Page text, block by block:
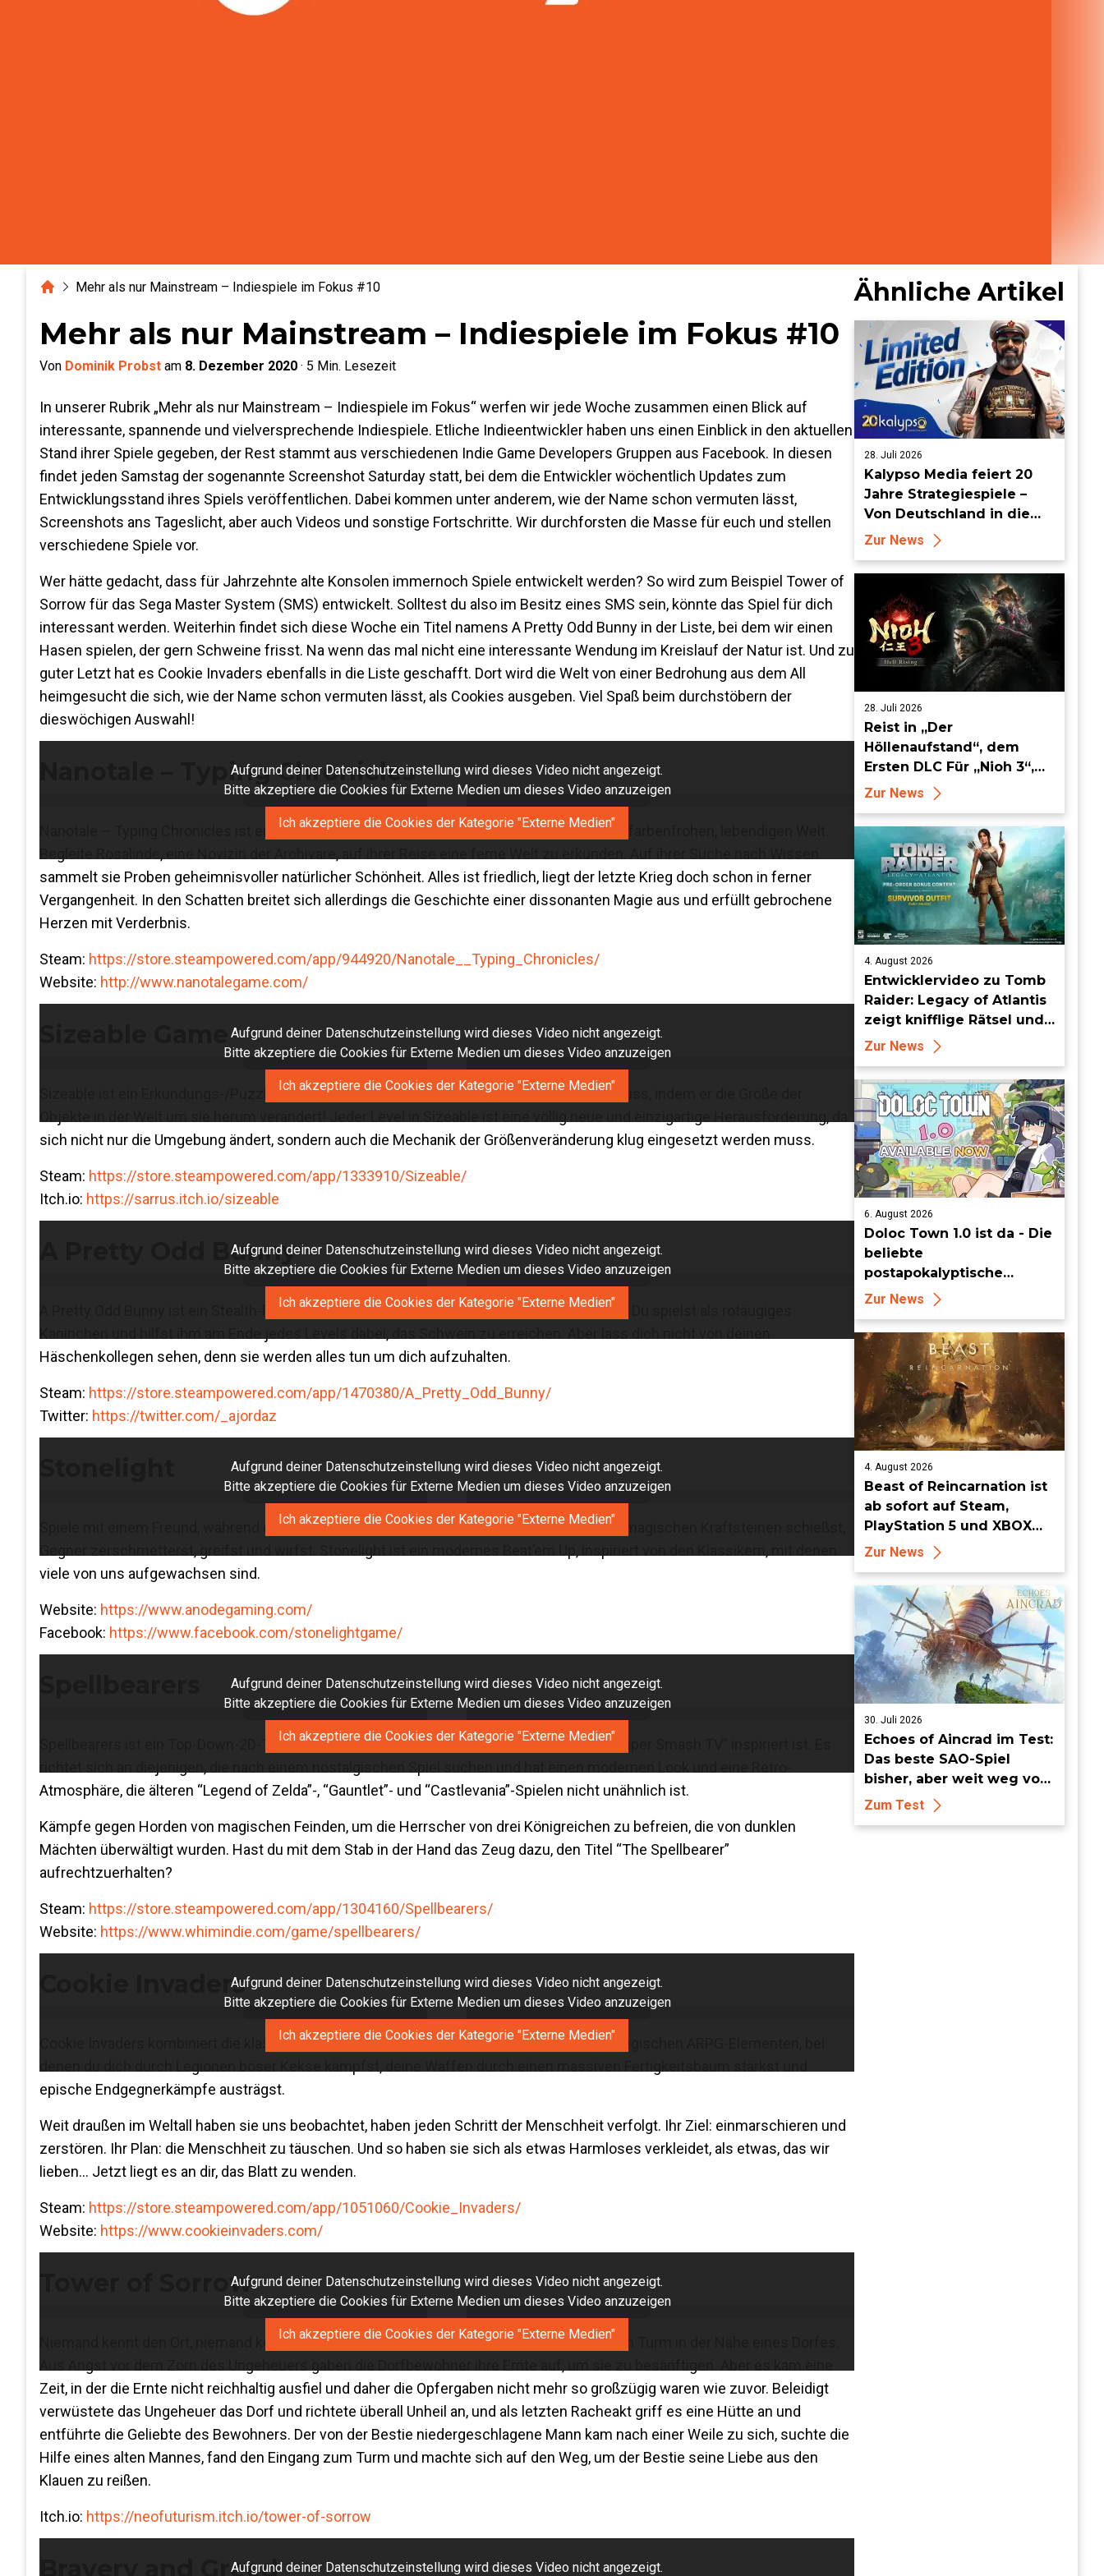
HomeMehr als nur Mainstream – Indiespiele im Fokus #10
Mehr als nur Mainstream – Indiespiele im Fokus #10
Von Dominik Probst am 8. Dezember 2020 · 5 Min. Lesezeit
In unserer Rubrik „Mehr als nur Mainstream – Indiespiele im Fokus“ werfen wir jede Woche zusammen einen Blick auf
interessante, spannende und vielversprechende Indiespiele. Etliche Indieentwickler haben uns einen Einblick in den aktuellen
Stand ihrer Spiele gegeben, der Rest stammt aus verschiedenen Indie Game Developers Gruppen aus Facebook. In diesen
findet jeden Samstag der sogenannte Screenshot Saturday statt, bei dem die Entwickler wöchentlich Updates zum
Entwicklungsstand ihres Spiels veröffentlichen. Dabei kommen unter anderem, wie der Name schon vermuten lässt,
Screenshots ans Tageslicht, aber auch Videos und sonstige Fortschritte. Wir durchforsten die Masse für euch und stellen
verschiedene Spiele vor.
Wer hätte gedacht, dass für Jahrzehnte alte Konsolen immernoch Spiele entwickelt werden? So wird zum Beispiel Tower of
Sorrow für das Sega Master System (SMS) entwickelt. Solltest du also im Besitz eines SMS sein, könnte das Spiel für dich
interessant werden. Weiterhin findet sich diese Woche ein Titel namens A Pretty Odd Bunny in der Liste, bei dem wir einen
Hasen spielen, der gern Schweine frisst. Na wenn das mal nicht eine interessante Wendung im Kreislauf der Natur ist. Und zu
guter Letzt hat es Cookie Invaders ebenfalls in die Liste geschafft. Dort wird die Welt von einer Bedrohung aus dem All
heimgesucht die sich, wie der Name schon vermuten lässt, als Cookies ausgeben. Viel Spaß beim durchstöbern der
dieswöchigen Auswahl!
Nanotale – Typing Chronicles
Aufgrund deiner Datenschutzeinstellung wird dieses Video nicht angezeigt.
Bitte akzeptiere die Cookies für Externe Medien um dieses Video anzuzeigen
Ich akzeptiere die Cookies der Kategorie "Externe Medien"
Nanotale – Typing Chronicles ist ein atmosphärisches Tipp-Abenteuer-Rollenspiel in einer farbenfrohen, lebendigen Welt.
sammelt sie Proben geheimnisvoller natürlicher Schönheit. Alles ist friedlich, liegt der letzte Krieg doch schon in ferner
Vergangenheit. In den Schatten breitet sich allerdings die Geschichte einer dissonanten Magie aus und erfüllt gebrochene
Herzen mit Verderbnis.
Steam: https://store.steampowered.com/app/944920/Nanotale__Typing_Chronicles/
Website: http://www.nanotalegame.com/
Aufgrund deiner Datenschutzeinstellung wird dieses Video nicht angezeigt.
Bitte akzeptiere die Cookies für Externe Medien um dieses Video anzuzeigen
Ich akzeptiere die Cookies der Kategorie "Externe Medien"
Sizeable ist ein Erkundungs-/Puzzlespiel, bei dem der Spieler mysteriöse Säulen finden muss, indem er die Größe der
sich nicht nur die Umgebung ändert, sondern auch die Mechanik der Größenveränderung klug eingesetzt werden muss.
Steam: https://store.steampowered.com/app/1333910/Sizeable/
Itch.io: https://sarrus.itch.io/sizeable
A Pretty Odd BunnyAufgrund deiner Datenschutzeinstellung wird dieses Video nicht angezeigt.
Bitte akzeptiere die Cookies für Externe Medien um dieses Video anzuzeigen
Ich akzeptiere die Cookies der Kategorie "Externe Medien"
A Pretty Odd Bunny ist ein Stealth-Platformer über einen Hasen, der gerne Schweine frisst. Du spielst als rotäugiges
Häschenkollegen sehen, denn sie werden alles tun um dich aufzuhalten.
Steam: https://store.steampowered.com/app/1470380/A_Pretty_Odd_Bunny/
Twitter: https://twitter.com/_ajordaz
Aufgrund deiner Datenschutzeinstellung wird dieses Video nicht angezeigt.
Bitte akzeptiere die Cookies für Externe Medien um dieses Video anzuzeigen
Ich akzeptiere die Cookies der Kategorie "Externe Medien"
Spiele mit einem Freund, während du dich durch eine Fantasiewelt aus uralten Mechs und magischen Kraftsteinen schießst,
viele von uns aufgewachsen sind.
Website: https://www.anodegaming.com/
Facebook: https://www.facebook.com/stonelightgame/
Aufgrund deiner Datenschutzeinstellung wird dieses Video nicht angezeigt.
Bitte akzeptiere die Cookies für Externe Medien um dieses Video anzuzeigen
Ich akzeptiere die Cookies der Kategorie "Externe Medien"
Spellbearers ist ein Top-Down-2D-Twin-Stick-Shooter, der vom klassischen SNES-Spiel “Super Smash TV” inspiriert ist. Es
Atmosphäre, die älteren “Legend of Zelda”-, “Gauntlet”- und “Castlevania”-Spielen nicht unähnlich ist.
Kämpfe gegen Horden von magischen Feinden, um die Herrscher von drei Königreichen zu befreien, die von dunklen
Mächten überwältigt wurden. Hast du mit dem Stab in der Hand das Zeug dazu, den Titel “The Spellbearer”
aufrechtzuerhalten?
Steam: https://store.steampowered.com/app/1304160/Spellbearers/
Website: https://www.whimindie.com/game/spellbearers/
Cookie InvadersAufgrund deiner Datenschutzeinstellung wird dieses Video nicht angezeigt.
Bitte akzeptiere die Cookies für Externe Medien um dieses Video anzuzeigen
Ich akzeptiere die Cookies der Kategorie "Externe Medien"
Cookie Invaders kombiniert die klassische Space-Shooter-Action mit Rogue-Lite und strategischen ARPG-Elementen, bei
epische Endgegnerkämpfe austrägst.
Weit draußen im Weltall haben sie uns beobachtet, haben jeden Schritt der Menschheit verfolgt. Ihr Ziel: einmarschieren und
zerstören. Ihr Plan: die Menschheit zu täuschen. Und so haben sie sich als etwas Harmloses verkleidet, als etwas, das wir
lieben… Jetzt liegt es an dir, das Blatt zu wenden.
Steam: https://store.steampowered.com/app/1051060/Cookie_Invaders/
Website: https://www.cookieinvaders.com/
Tower of SorrowAufgrund deiner Datenschutzeinstellung wird dieses Video nicht angezeigt.
Bitte akzeptiere die Cookies für Externe Medien um dieses Video anzuzeigen
Ich akzeptiere die Cookies der Kategorie "Externe Medien"
Niemand kennt den Ort, niemand kennt die Zeit, eine grässliche Bestie lebte in einem hohen Turm in der Nähe eines Dorfes.
Zeit, in der die Ernte nicht reichhaltig ausfiel und daher die Opfergaben nicht mehr so großzügig waren wie zuvor. Beleidigt
verwüstete das Ungeheuer das Dorf und richtete überall Unheil an, und als letzten Racheakt griff es eine Hütte an und
entführte die Geliebte des Bewohners. Der von der Bestie niedergeschlagene Mann kam nach einer Weile zu sich, suchte die
Hilfe eines alten Mannes, fand den Eingang zum Turm und machte sich auf den Weg, um der Bestie seine Liebe aus den
Klauen zu reißen.
Itch.io: https://neofuturism.itch.io/tower-of-sorrow
Bravery and GreedAufgrund deiner Datenschutzeinstellung wird dieses Video nicht angezeigt.
Ähnliche Artikel
28. Juli 2026
Kalypso Media feiert 20
Jahre Strategiespiele –
Von Deutschland in die
Welt
Zur News
28. Juli 2026
Reist in „Der
Höllenaufstand“, dem
Ersten DLC Für „Nioh 3“,
ab dem 19. August in die
Keian-Ära!
Zur News
4. August 2026
Entwicklervideo zu Tomb
Raider: Legacy of Atlantis
zeigt knifflige Rätsel und
tückische Fallen
Zur News
6. August 2026
Doloc Town 1.0 ist da - Die
beliebte
postapokalyptische
Farming-Simulation
verlässt heute den Early
Access
Zur News
4. August 2026
Beast of Reincarnation ist
ab sofort auf Steam,
PlayStation 5 und XBOX
Series X|S erhältlich
Zur News
30. Juli 2026
Echoes of Aincrad im Test:
Das beste SAO-Spiel
bisher, aber weit weg vom
Meisterwerk
Zum Test